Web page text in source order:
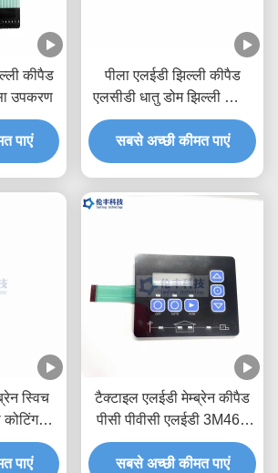
कीपैड
उपकरण
पाएं
पीला एलईडी झिल्ली कीपैड
एलसीडी धातु डोम झिल्ली स्विच
कीबोर्ड
सबसे अच्छी कीमत पाएं
स्विच
कोटिंग
पाएं
टैक्टाइल एलईडी मेम्ब्रेन कीपैड
पीसी पीवीसी एलईडी 3M468
वाटरप्रूफ फ्लेक्सिबल मेम्ब्रेन
स्विच
सबसे अच्छी कीमत पाएं